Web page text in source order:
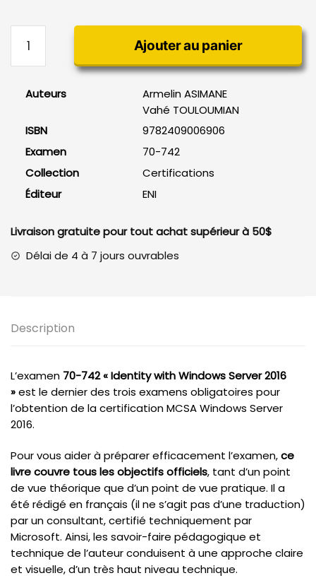
Windows
2016
Gestion
des
identités
Ajouter au panier
Auteurs
Armelin ASIMANE
Vahé TOULOUMIAN
ISBN
9782409006906
Examen
70-742
Collection
Certifications
Éditeur
ENI
Livraison gratuite pour tout achat supérieur à 50$
Délai de 4 à 7 jours ouvrables
Description
L’examen 70-742 « Identity with Windows Server 2016
»est le dernier des trois examens obligatoires pour
l’obtention de la certification MCSA Windows Server
2016.
Pour vous aider à préparer efficacement l’examen,ce
livre couvre tous les objectifs officiels, tant d’un point
de vue théorique que d’un point de vue pratique. Il a
été rédigé en français (il ne s’agit pas d’une traduction)
par un consultant, certifié techniquement par
Microsoft. Ainsi, les savoir-faire pédagogique et
technique de l’auteur conduisent à une approche claire
et visuelle, d’un très haut niveau technique.